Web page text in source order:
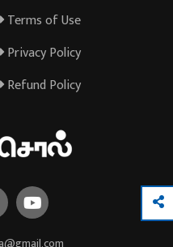
Terms of Use
Privacy Policy
Refund Policy